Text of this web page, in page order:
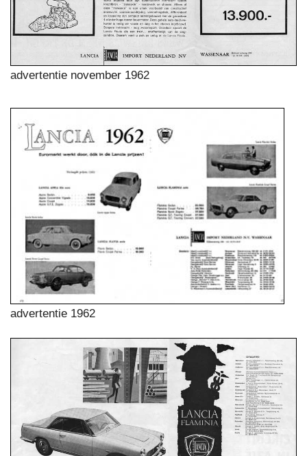
advertentie november 1962
advertentie 1962